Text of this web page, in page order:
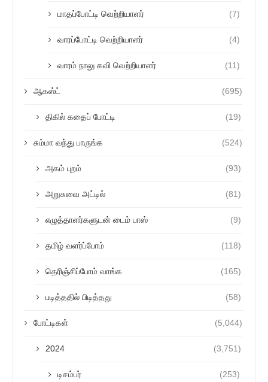
மாதப்போட்டி வெற்றியாளர் (7)
வாரப்போட்டி வெற்றியாளர் (4)
வாரம் நாலு கவி வெற்றியாளர் (11)
ஆகஸ்ட் (695)
திகில் கதைப் போட்டி (19)
சும்மா வந்து பாருங்க (524)
அகம் புறம் (93)
அறுசுவை அட்டில் (81)
எழுத்தாளர்களுடன் டைம் பாஸ் (9)
தமிழ் வளர்ப்போம் (118)
தெரிஞ்சிப்போம் வாங்க (165)
படித்ததில் பிடித்தது (58)
போட்டிகள் (5,044)
2024 (3,751)
டிசம்பர் (253)